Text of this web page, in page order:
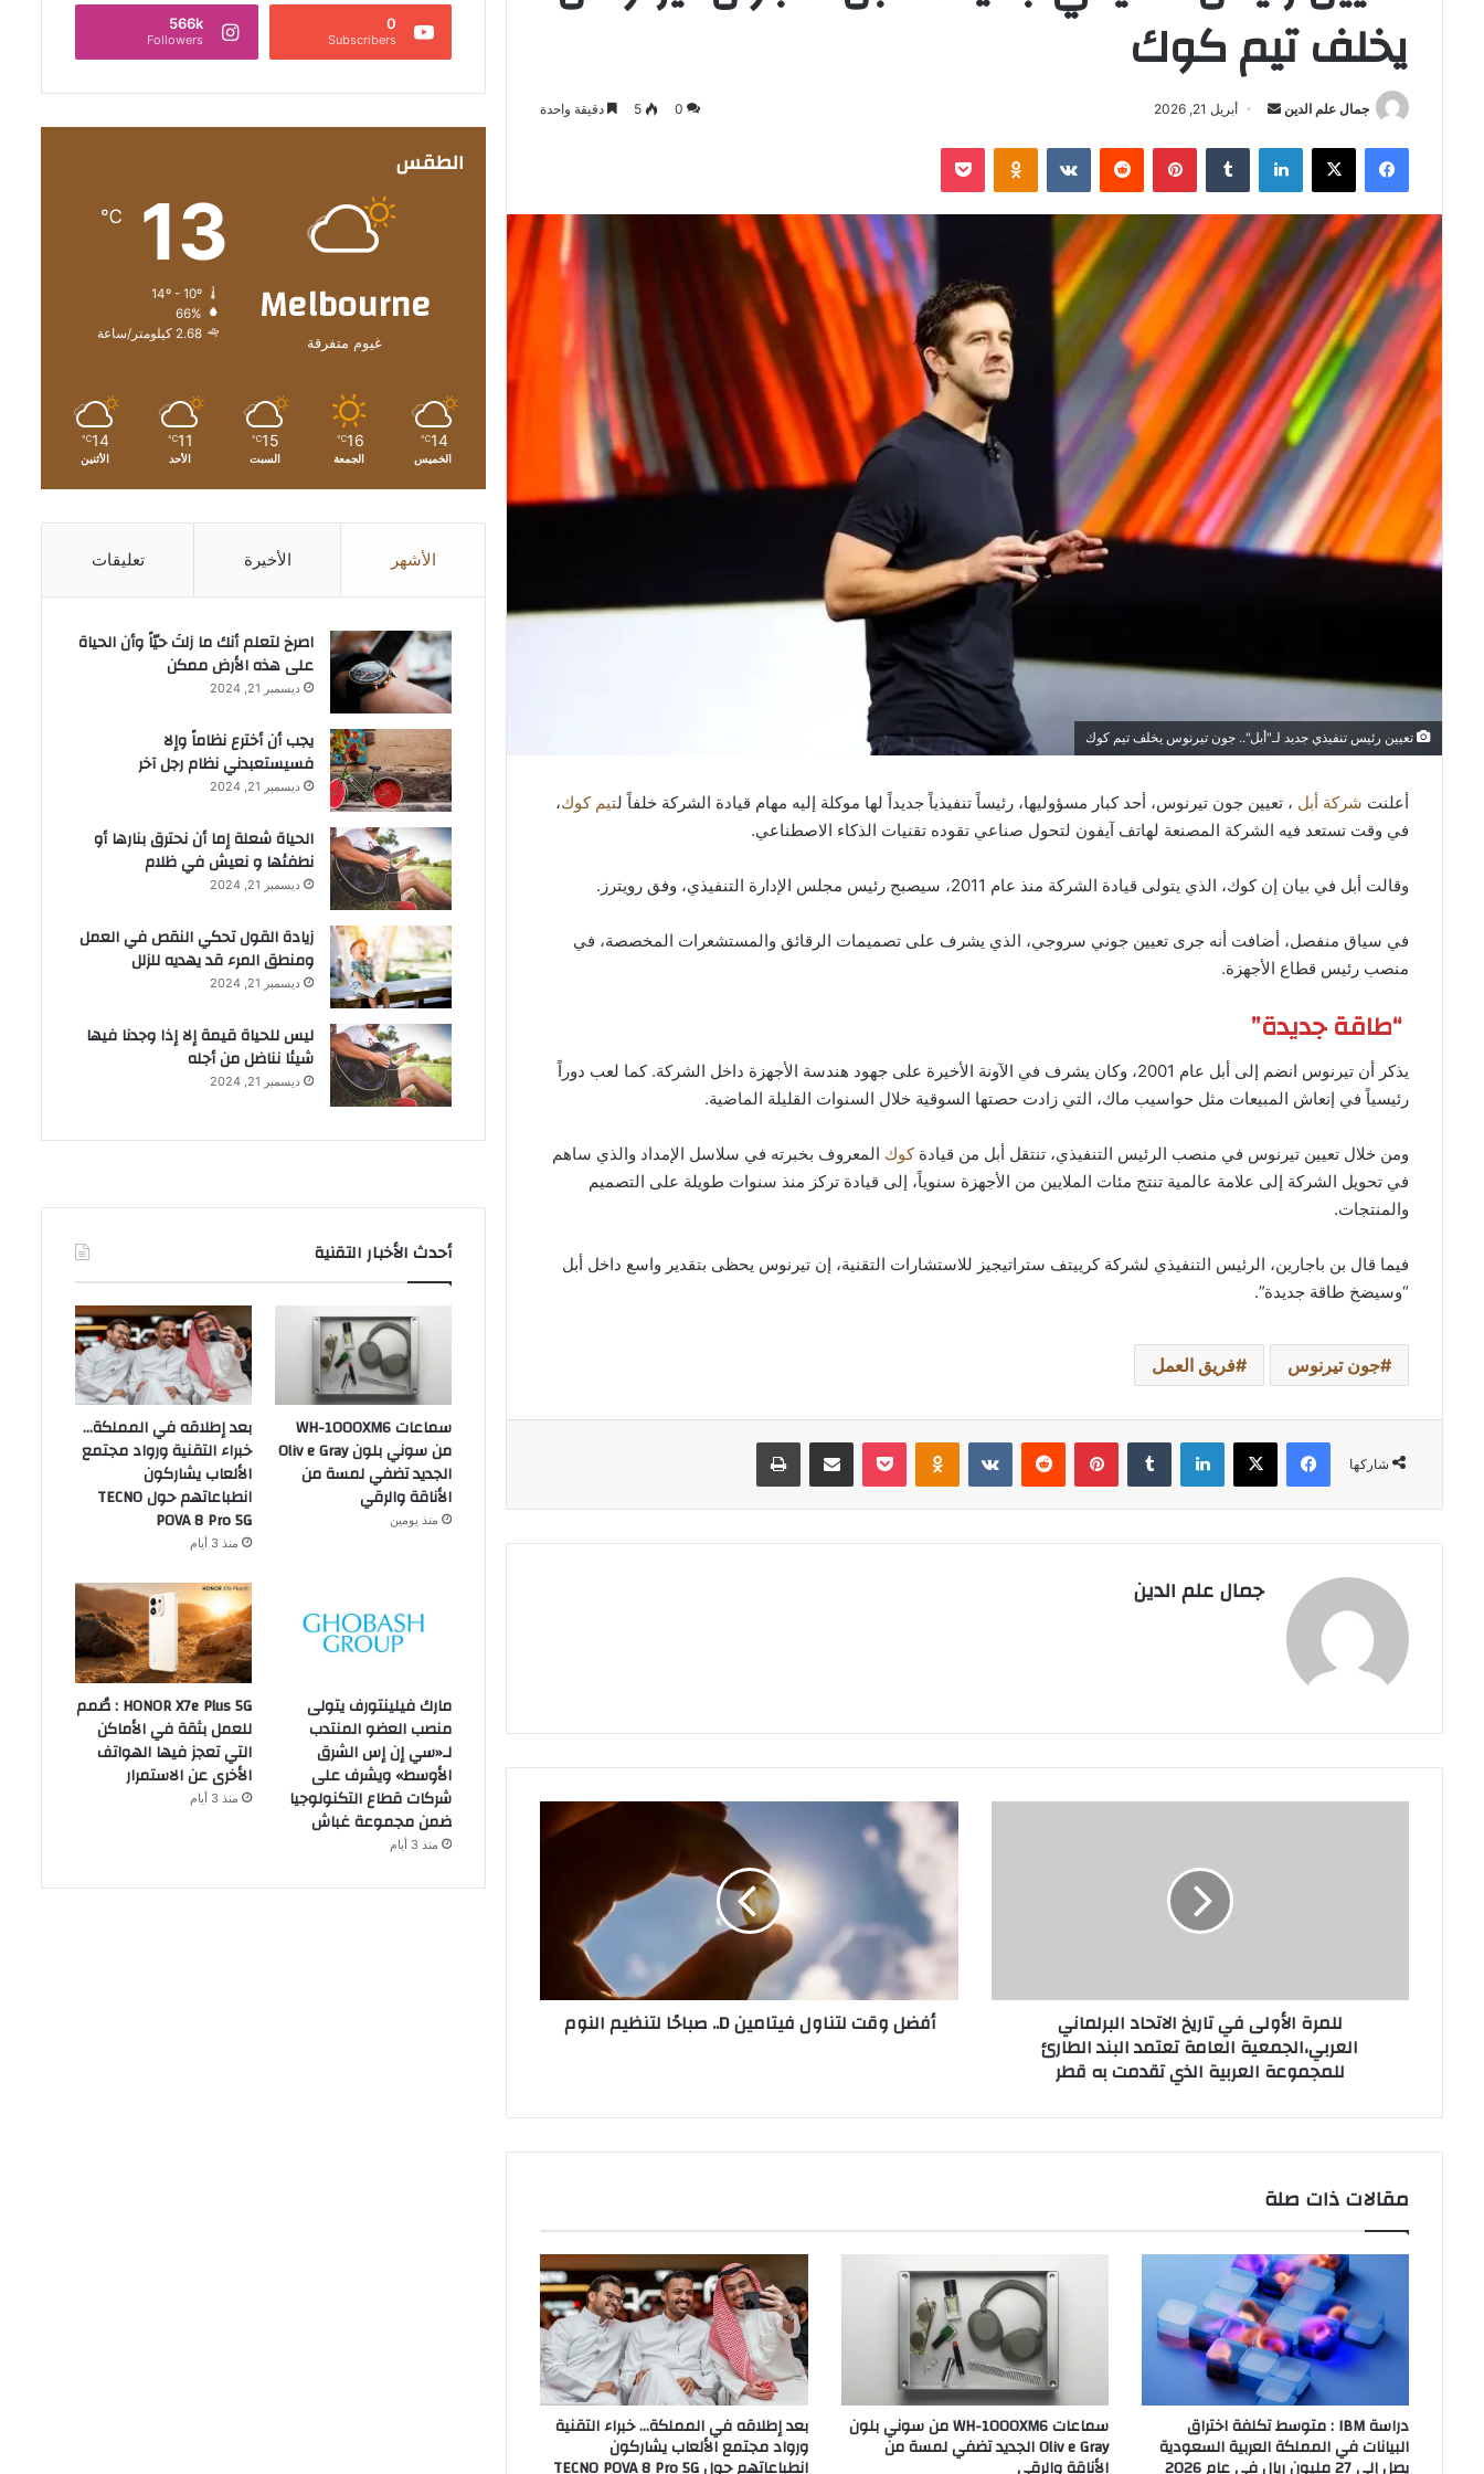
يخلف تيم كوك
جمال علم الدين
أرسل
إلكترونيا
أبريل 21, 2026 0
5 دقيقة واحدة
فيسبوك ‫X لينكدإن بينتيريست Odnoklassniki
‫Pocket
تعيين رئيس تنفيذي جديد لـ"أبل".. جون تيرنوس يخلف تيم كوك
أعلنت شركة أبل ، تعيين جون تيرنوس، أحد كبار مسؤوليها، رئيساً تنفيذياً جديداً لها موكلة إليه مهام قيادة الشركة خلفاً لتيم كوك،
في وقت تستعد فيه الشركة المصنعة لهاتف آيفون لتحول صناعي تقوده تقنيات الذكاء الاصطناعي.
وقالت أبل في بيان إن كوك، الذي يتولى قيادة الشركة منذ عام 2011، سيصبح رئيس مجلس الإدارة التنفيذي، وفق رويترز.
في سياق منفصل، أضافت أنه جرى تعيين جوني سروجي، الذي يشرف على تصميمات الرقائق والمستشعرات المخصصة، في
منصب رئيس قطاع الأجهزة.
“طاقة جديدة”
يذكر أن تيرنوس انضم إلى أبل عام 2001، وكان يشرف في الآونة الأخيرة على جهود هندسة الأجهزة داخل الشركة. كما لعب دوراً
رئيسياً في إنعاش المبيعات مثل حواسيب ماك، التي زادت حصتها السوقية خلال السنوات القليلة الماضية.
ومن خلال تعيين تيرنوس في منصب الرئيس التنفيذي، تنتقل أبل من قيادةكوك المعروف بخبرته في سلاسل الإمداد والذي ساهم
في تحويل الشركة إلى علامة عالمية تنتج مئات الملايين من الأجهزة سنوياً، إلى قيادة تركز منذ سنوات طويلة على التصميم
والمنتجات.
فيما قال بن باجارين، الرئيس التنفيذي لشركة كرييتف ستراتيجيز للاستشارات التقنية، إن تيرنوس يحظى بتقدير واسع داخل أبل
“وسيضخ طاقة جديدة”.
جون تيرنوس فريق العمل
شاركها
فيسبوك ‫X لينكدإن بينتيريست Odnoklassniki
‫Pocket مشاركة عبر البريد طباعة
جمال علم الدين
تعتمد
الذي
للمرة الأولى في تاريخ الاتحاد البرلماني
العربي،الجمعية العامة تعتمد البند الطارئ
للمجموعة العربية الذي تقدمت به قطر
أفضل
وقت
صباحًا
لتنظيم
أفضل وقت لتناول فيتامين D.. صباحًا لتنظيم النوم
مقالات ذات صلة
دراسة IBM : متوسط تكلفة اختراق
البيانات في المملكة العربية السعودية
سماعات WH-1000XM6 من سوني بلون
Oliv e Gray الجديد تضفي لمسة من
بعد إطلاقه في المملكة… خبراء التقنية
ورواد مجتمع الألعاب يشاركون
0
Subscribers
566k
Followers
الطقس
Melbourne
غيوم متفرقة
13
℃
14º - 10º
66%
2.68 كيلومتر/ساعة
14
℃
الخميس
16
℃
الجمعة
15
℃
السبت
11
℃
الأحد
14
℃
الأثنين
الأشهر الأخيرة تعليقات
‫اصرخ لتعلم أنك ما زلتَ حيّاً وأن الحياة
على هذه الأرض ممكن
ديسمبر 21, 2024
يجب أن أخترع نظاماً وإلا
فسيستعبدني نظام رجل آخر
ديسمبر 21, 2024
الحياة شعلة إما أن نحترق بنارها أو
نطفئها و نعيش في ظلام
ديسمبر 21, 2024
زيادة القول تحكي النقص في العمل
ومنطق المرء قد يهديه للزلل
ديسمبر 21, 2024
ليس للحياة قيمة إلا إذا وجدنا فيها
شيئا نناضل من أجله
ديسمبر 21, 2024
أحدث الأخبار التقنية
سماعات WH-1000XM6
من سوني بلون Oliv e Gray
الجديد تضفي لمسة من
الأناقة والرقي
منذ يومين
بعد إطلاقه في المملكة…
خبراء التقنية ورواد مجتمع
الألعاب يشاركون
انطباعاتهم حول TECNO
POVA 8 Pro 5G
منذ 3 أيام
مارك فيلينتورف يتولى
منصب العضو المنتدب
لـ«سي إن إس الشرق
الأوسط» ويشرف على
شركات قطاع التكنولوجيا
ضمن مجموعة غباش
منذ 3 أيام
HONOR X7e Plus 5G : صُمم
للعمل بثقة في الأماكن
التي تعجز فيها الهواتف
الأخرى عن الاستمرار
منذ 3 أيام